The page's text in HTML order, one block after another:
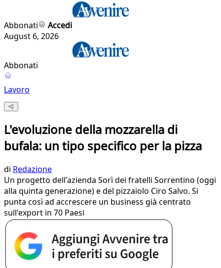
Abbonati
Accedi
August 6, 2026
Abbonati
Lavoro
L'evoluzione della mozzarella di
bufala: un tipo specifico per la pizza
di Redazione
Un progetto dell'azienda Sorì dei fratelli Sorrentino (oggi
alla quinta generazione) e del pizzaiolo Ciro Salvo. Si
punta così ad accrescere un business già centrato
sull'export in 70 Paesi